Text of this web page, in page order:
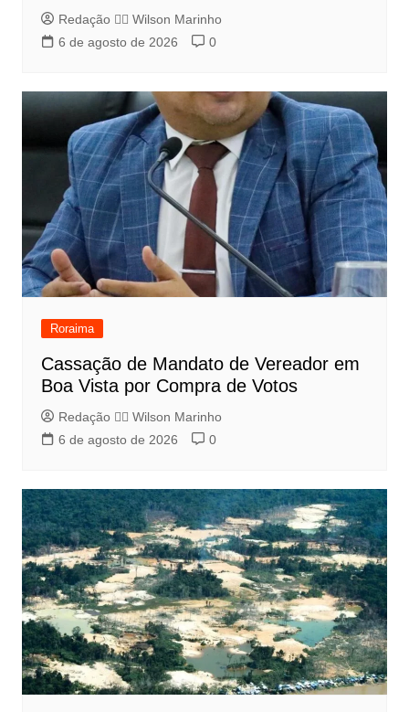
Redação 👨‍⚖️​ Wilson Marinho
6 de agosto de 2026
0
Roraima
Cassação de Mandato de Vereador em
Boa Vista por Compra de Votos
Redação 👨‍⚖️​ Wilson Marinho
6 de agosto de 2026
0